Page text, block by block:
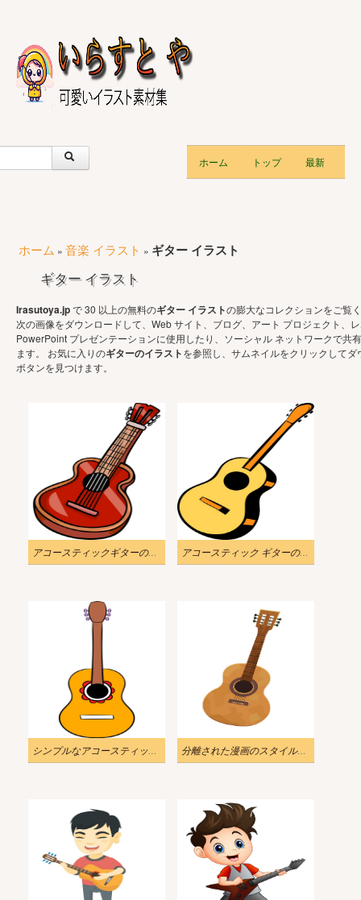
ホーム トップ 最新
ホーム » 音楽 イラスト » ギター イラスト
ギター イラスト
Irasutoya.jpで 30 以上の無料のギター イラストの膨大なコレクションをご覧
次の画像をダウンロードして、Web サイト、ブログ、アート プロジェクト、
PowerPoint プレゼンテーションに使用したり、ソーシャル ネットワークで共
ます。 お気に入りのギターのイラストを参照し、サムネイルをクリックしてダ
ボタンを見つけます。
アコースティックギターのイラスト アコースティック ギターのアイコンのイラスト
シンプルなアコースティックギターのイラスト 分離された漫画のスタイルのアコースティック ギターのイラスト